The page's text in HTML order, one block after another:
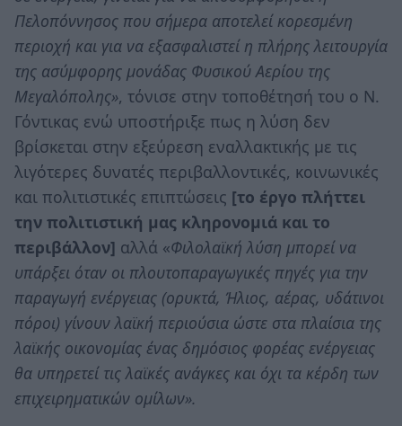
Πελοπόννησος που σήμερα αποτελεί κορεσμένη
περιοχή και για να εξασφαλιστεί η πλήρης λειτουργία
της ασύμφορης μονάδας Φυσικού Αερίου της
Μεγαλόπολης», τόνισε στην τοποθέτησή του ο Ν.
Γόντικας ενώ υποστήριξε πως η λύση δεν
βρίσκεται στην εξεύρεση εναλλακτικής με τις
λιγότερες δυνατές περιβαλλοντικές, κοινωνικές
και πολιτιστικές επιπτώσεις [το έργο πλήττει
την πολιτιστική μας κληρονομιά και το
περιβάλλον] αλλά «Φιλολαϊκή λύση μπορεί να
υπάρξει όταν οι πλουτοπαραγωγικές πηγές για την
παραγωγή ενέργειας (ορυκτά, Ήλιος, αέρας, υδάτινοι
πόροι) γίνουν λαϊκή περιούσια ώστε στα πλαίσια της
λαϊκής οικονομίας ένας δημόσιος φορέας ενέργειας
θα υπηρετεί τις λαϊκές ανάγκες και όχι τα κέρδη των
επιχειρηματικών ομίλων».